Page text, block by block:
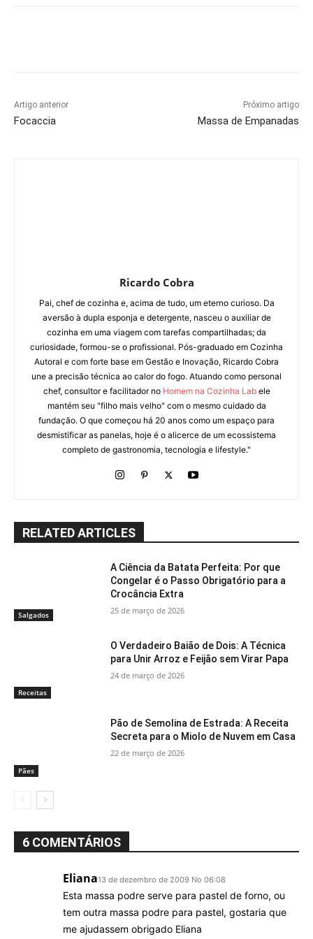
Artigo anterior
Focaccia
Próximo artigo
Massa de Empanadas
Ricardo Cobra
Pai, chef de cozinha e, acima de tudo, um eterno curioso. Da
aversão à dupla esponja e detergente, nasceu o auxiliar de
cozinha em uma viagem com tarefas compartilhadas; da
curiosidade, formou-se o profissional. Pós-graduado em Cozinha
Autoral e com forte base em Gestão e Inovação, Ricardo Cobra
une a precisão técnica ao calor do fogo. Atuando como personal
chef, consultor e facilitador no Homem na Cozinha Labele
mantém seu "filho mais velho" com o mesmo cuidado da
fundação. O que começou há 20 anos como um espaço para
desmistificar as panelas, hoje é o alicerce de um ecossistema
completo de gastronomia, tecnologia e lifestyle."
RELATED ARTICLES
Salgados
A Ciência da Batata Perfeita: Por que
Congelar é o Passo Obrigatório para a
Crocância Extra
25 de março de 2026
Receitas
O Verdadeiro Baião de Dois: A Técnica
para Unir Arroz e Feijão sem Virar Papa
24 de março de 2026
Pães
Pão de Semolina de Estrada: A Receita
Secreta para o Miolo de Nuvem em Casa
22 de março de 2026
6 COMENTÁRIOS
Eliana13 de dezembro de 2009 No 06:08
Esta massa podre serve para pastel de forno, ou
tem outra massa podre para pastel, gostaria que
me ajudassem obrigado Eliana